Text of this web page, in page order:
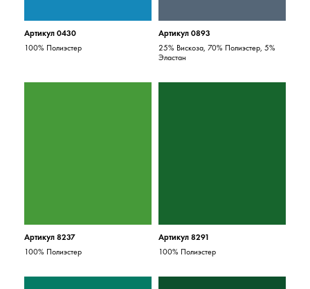
Артикул 0430
100% Полиэстер
Артикул 0893
25% Вискоза, 70% Полиэстер, 5%
Эластан
Артикул 8237
100% Полиэстер
Артикул 8291
100% Полиэстер